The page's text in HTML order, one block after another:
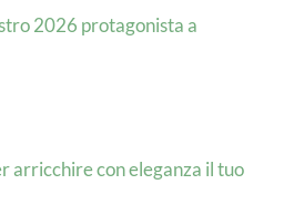
2026 protagonista a
arricchire con eleganza il tuo